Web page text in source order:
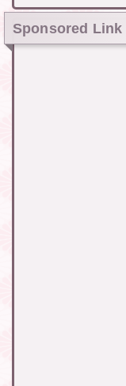
Sponsored Link